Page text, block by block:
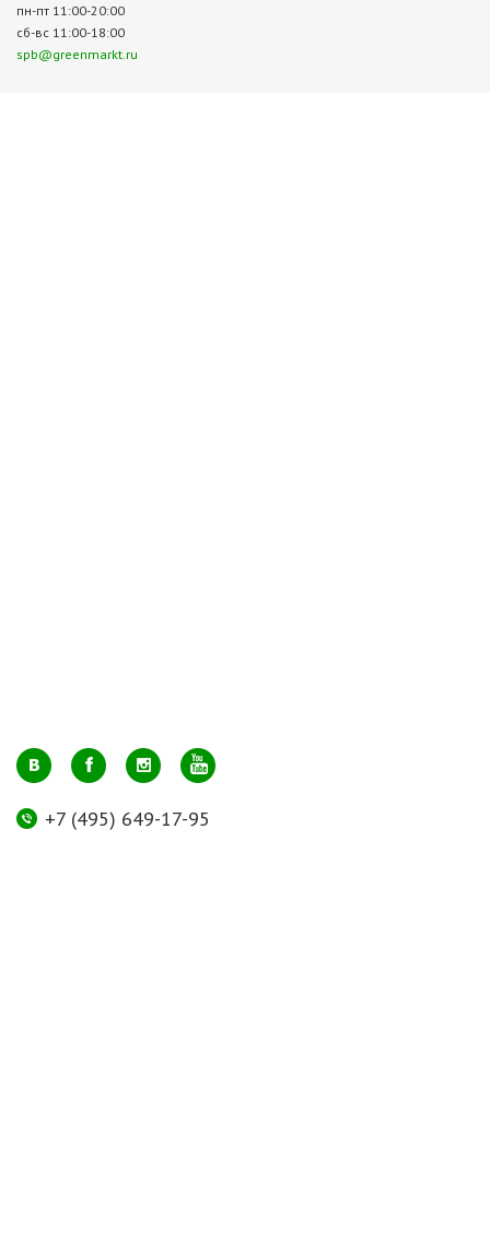
пн-пт 11:00-20:00
сб-вс 11:00-18:00
spb@greenmarkt.ru
+7 (495) 649-17-95